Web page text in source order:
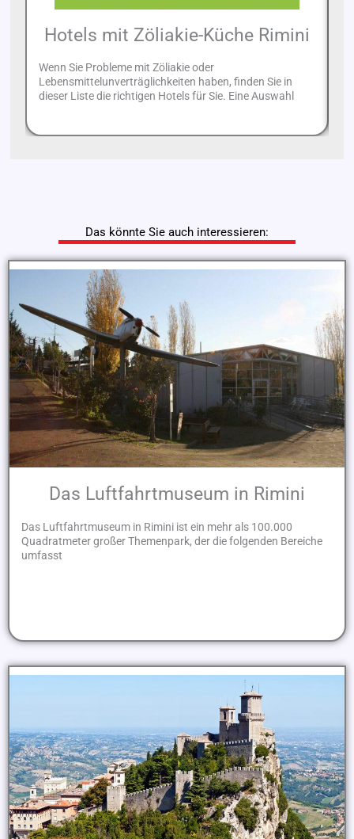
Hotels mit Zöliakie-Küche Rimini
Wenn Sie Probleme mit Zöliakie oder
Lebensmittelunverträglichkeiten haben, finden Sie in
dieser Liste die richtigen Hotels für Sie. Eine Auswahl
Das könnte Sie auch interessieren:
Das Luftfahrtmuseum in Rimini
Das Luftfahrtmuseum in Rimini ist ein mehr als 100.000
Quadratmeter großer Themenpark, der die folgenden Bereiche
umfasst